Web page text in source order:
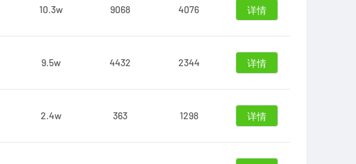
10.3w 9068 4076 详情
9.5w 4432 2344 详情
2.4w 363 1298 详情